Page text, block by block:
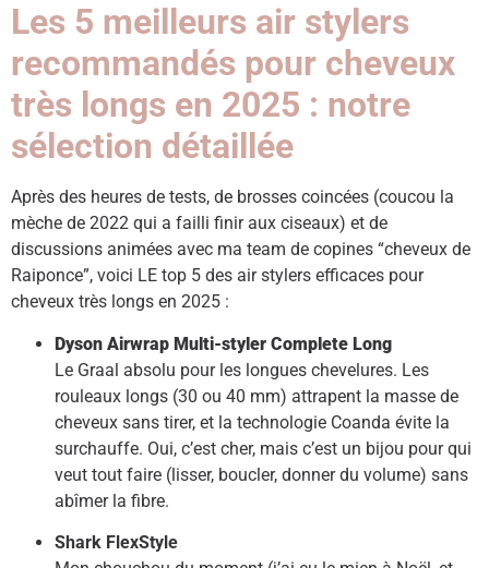
Les 5 meilleurs air stylers
recommandés pour cheveux
très longs en 2025 : notre
sélection détaillée
Après des heures de tests, de brosses coincées (coucou la
mèche de 2022 qui a failli finir aux ciseaux) et de
discussions animées avec ma team de copines “cheveux de
Raiponce”, voici LE top 5 des air stylers efficaces pour
cheveux très longs en 2025 :
Dyson Airwrap Multi-styler Complete Long
Le Graal absolu pour les longues chevelures. Les
rouleaux longs (30 ou 40 mm) attrapent la masse de
cheveux sans tirer, et la technologie Coanda évite la
surchauffe. Oui, c’est cher, mais c’est un bijou pour qui
veut tout faire (lisser, boucler, donner du volume) sans
abîmer la fibre.
Shark FlexStyle